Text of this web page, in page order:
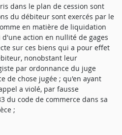
dans le plan de cession sont
du débiteur sont exercés par le
en matière de liquidation
action en nullité de gages
sur ces biens qui a pour effet
nonobstant leur
par ordonnance du juge
de chose jugée ; qu'en ayant
a violé, par fausse
du code de commerce dans sa
;